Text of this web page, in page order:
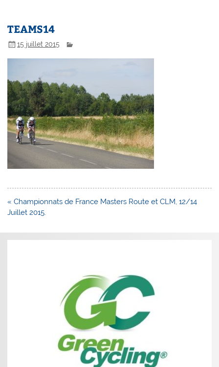
TEAMS14
15 juillet 2015
Navigation
de
« Championnats de France Masters Route et CLM, 12/14
Juillet 2015.